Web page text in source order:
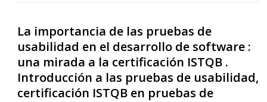
La importancia de las pruebas de
usabilidad en el desarrollo de software :
una mirada a la certificación ISTQB .
Introducción a las pruebas de usabilidad,
certificación ISTQB en pruebas de